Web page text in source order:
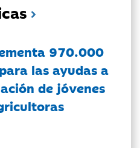
970.000
las ayudas a
de jóvenes